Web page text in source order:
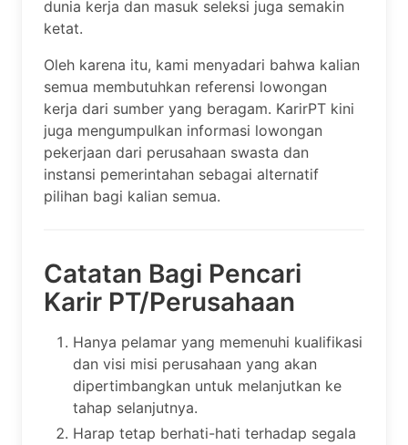
dunia kerja dan masuk seleksi juga semakin
ketat.
Oleh karena itu, kami menyadari bahwa kalian
semua membutuhkan referensi lowongan
kerja dari sumber yang beragam. KarirPT kini
juga mengumpulkan informasi lowongan
pekerjaan dari perusahaan swasta dan
instansi pemerintahan sebagai alternatif
pilihan bagi kalian semua.
Catatan Bagi Pencari
Karir PT/Perusahaan
Hanya pelamar yang memenuhi kualifikasi
dan visi misi perusahaan yang akan
dipertimbangkan untuk melanjutkan ke
tahap selanjutnya.
Harap tetap berhati-hati terhadap segala